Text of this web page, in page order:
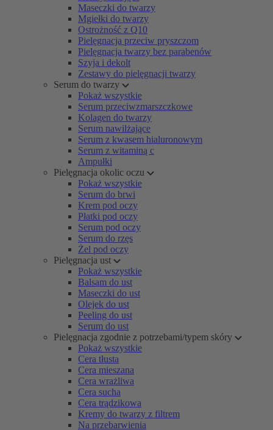
Maseczki do twarzy
Mgiełki do twarzy
Ostrożność z Q10
Pielęgnacja przeciw pryszczom
Pielęgnacja twarzy bez parabenów
Szyja i dekolt
Zestawy do pielęgnacji twarzy
Serum do twarzy
Pokaż wszystkie
Serum przeciwzmarszczkowe
Kolagen do twarzy
Serum nawilżające
Serum z kwasem hialuronowym
Serum z witaminą c
Ampułki
Pielęgnacja okolic oczu
Pokaż wszystkie
Serum do brwi
Krem pod oczy
Płatki pod oczy
Serum pod oczy
Serum do rzęs
Żel pod oczy
Pielęgnacja ust
Pokaż wszystkie
Balsam do ust
Maseczki do ust
Olejek do ust
Peeling do ust
Serum do ust
Pielęgnacja zgodnie z potrzebami/typem skóry
Pokaż wszystkie
Cera tłusta
Cera mieszana
Cera wrażliwa
Cera sucha
Cera trądzikowa
Kremy do twarzy z filtrem
Na przebarwienia